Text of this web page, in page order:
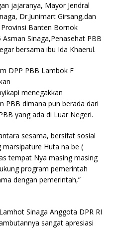
jajaranya, Mayor Jendral
Dr.Junimart Girsang,dan
Banten Bornok
Sinaga,Penasehat PBB
bersama ibu Ida Khaerul.
DPP PBB Lambok F
menegakkan
PBB dimana pun berada dari
yang ada di Luar Negeri.
sesama, bersifat sosial
Huta na be (
tempat Nya masing masing
program pemerintah
dengan pemerintah,”
Sinaga Anggota DPR RI
sangat apresiasi